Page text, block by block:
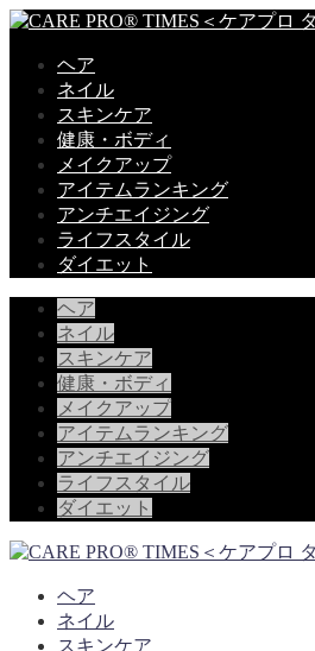
ヘア
ネイル
スキンケア
健康・ボディ
メイクアップ
アイテムランキング
アンチエイジング
ライフスタイル
ダイエット
ヘア
ネイル
スキンケア
健康・ボディ
メイクアップ
アイテムランキング
アンチエイジング
ライフスタイル
ダイエット
ヘア
ネイル
スキンケア